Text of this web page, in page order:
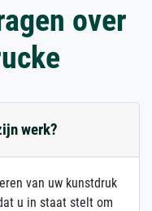
over
werk?
van uw kunstdruk
u in staat stelt om